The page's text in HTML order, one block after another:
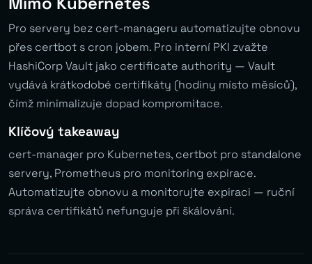
Pro servery bez cert-manageru automatizujte obnovu
přes certbot s cron jobem. Pro interní PKI zvažte
HashiCorp Vault jako certificate authority — Vault
vydává krátkodobé certifikáty (hodiny místo měsíců),
čímž minimalizuje dopad kompromitace.
Klíčový takeaway
cert-manager pro Kubernetes, certbot pro standalone
servery, Prometheus pro monitoring expirace.
Automatizujte obnovu a monitorujte expiraci — ruční
správa certifikátů nefunguje při škálování.